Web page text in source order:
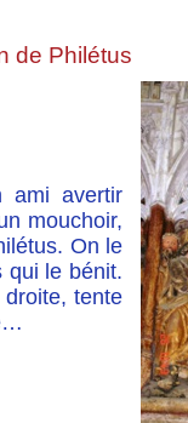
de Philétus
ami avertir
mouchoir,
On le
qui le bénit.
tente